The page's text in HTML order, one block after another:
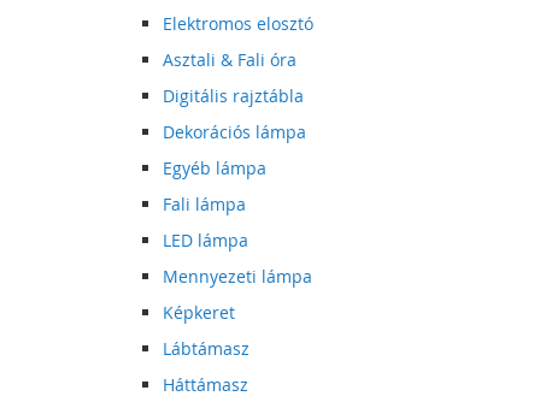
Elektromos elosztó
Asztali & Fali óra
Digitális rajztábla
Dekorációs lámpa
Egyéb lámpa
Fali lámpa
LED lámpa
Mennyezeti lámpa
Képkeret
Lábtámasz
Háttámasz